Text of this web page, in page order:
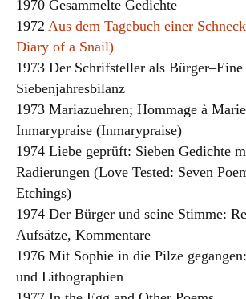
1970 Gesammelte Gedichte
1972 Aus dem Tagebuch einer
Diary of a Snail)
1973 Der Schrifsteller als Bürger–Eine
Siebenjahresbilanz
1973 Mariazuehren; Hommage à
Inmarypraise (Inmarypraise)
1974 Liebe geprüft: Sieben Gedichte
Radierungen (Love Tested: Seven
Etchings)
1974 Der Bürger und seine Stimme:
Aufsätze, Kommentare
1976 Mit Sophie in die Pilze
und Lithographien